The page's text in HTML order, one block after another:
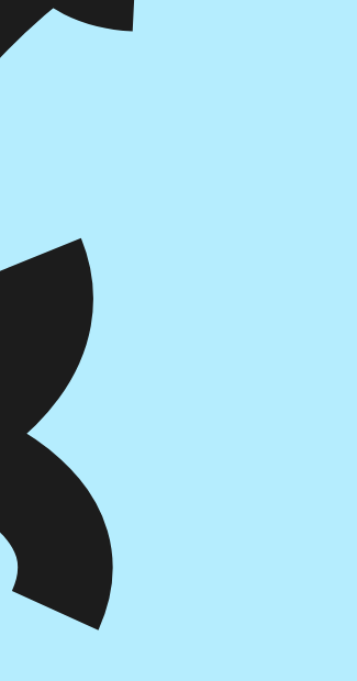
איזה פורמט בא לך?